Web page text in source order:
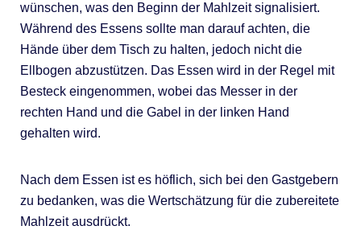
wünschen, was den Beginn der Mahlzeit signalisiert.
Während des Essens sollte man darauf achten, die
Hände über dem Tisch zu halten, jedoch nicht die
Ellbogen abzustützen. Das Essen wird in der Regel mit
Besteck eingenommen, wobei das Messer in der
rechten Hand und die Gabel in der linken Hand
gehalten wird.
Nach dem Essen ist es höflich, sich bei den Gastgebern
zu bedanken, was die Wertschätzung für die zubereitete
Mahlzeit ausdrückt.